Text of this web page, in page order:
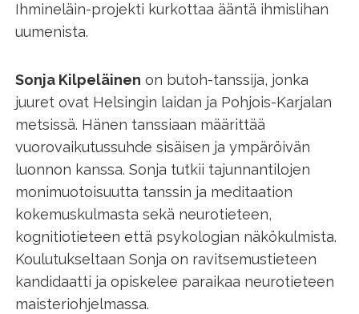
Ihmineläin-projekti kurkottaa ääntä ihmislihan
uumenista.
Sonja Kilpeläinen on butoh-tanssija, jonka
juuret ovat Helsingin laidan ja Pohjois-Karjalan
metsissä. Hänen tanssiaan määrittää
vuorovaikutussuhde sisäisen ja ympäröivän
luonnon kanssa. Sonja tutkii tajunnantilojen
monimuotoisuutta tanssin ja meditaation
kokemuskulmasta sekä neurotieteen,
kognitiotieteen että psykologian näkökulmista.
Koulutukseltaan Sonja on ravitsemustieteen
kandidaatti ja opiskelee paraikaa neurotieteen
maisteriohjelmassa.